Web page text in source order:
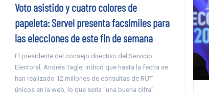
Voto asistido y cuatro colores de
papeleta: Servel presenta facsímiles para
las elecciones de este fin de semana
El presidente del consejo directivo del Servicio
Electoral, Andrés Tagle, indicó que hasta la fecha se
han realizado 12 millones de consultas de RUT
únicos en la web, lo que sería “una buena cifra”